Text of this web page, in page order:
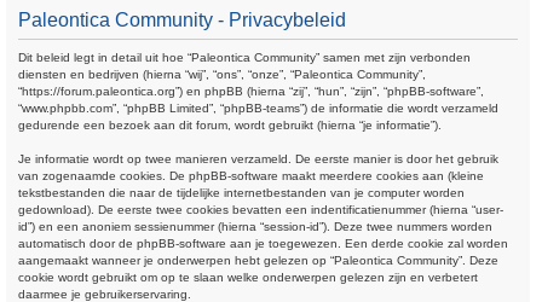
Paleontica Community - Privacybeleid
Dit beleid legt in detail uit hoe “Paleontica Community” samen met zijn verbonden
diensten en bedrijven (hierna “wij”, “ons”, “onze”, “Paleontica Community”,
“https://forum.paleontica.org”) en phpBB (hierna “zij”, “hun”, “zijn”, “phpBB-software”,
“www.phpbb.com”, “phpBB Limited”, “phpBB-teams”) de informatie die wordt verzameld
gedurende een bezoek aan dit forum, wordt gebruikt (hierna “je informatie”).
Je informatie wordt op twee manieren verzameld. De eerste manier is door het gebruik
van zogenaamde cookies. De phpBB-software maakt meerdere cookies aan (kleine
tekstbestanden die naar de tijdelijke internetbestanden van je computer worden
gedownload). De eerste twee cookies bevatten een indentificatienummer (hierna “user-
id”) en een anoniem sessienummer (hierna “session-id”). Deze twee nummers worden
automatisch door de phpBB-software aan je toegewezen. Een derde cookie zal worden
aangemaakt wanneer je onderwerpen hebt gelezen op “Paleontica Community”. Deze
cookie wordt gebruikt om op te slaan welke onderwerpen gelezen zijn en verbetert
daarmee je gebruikerservaring.